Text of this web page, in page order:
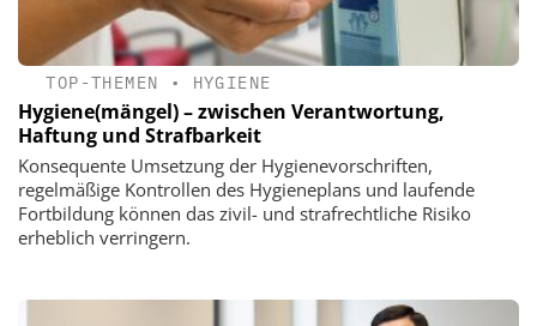
TOP-THEMEN • HYGIENE
Hygiene(mängel) – zwischen Verantwortung,
Haftung und Strafbarkeit
Konsequente Umsetzung der Hygienevorschriften,
regelmäßige Kontrollen des Hygieneplans und laufende
Fortbildung können das zivil- und strafrechtliche Risiko
erheblich verringern.